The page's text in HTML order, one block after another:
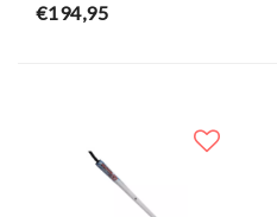
€194,95